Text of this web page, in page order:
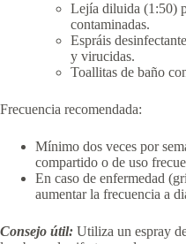
Lejía diluida (1:50)
contaminadas.
Espráis
y virucidas.
Toallitas de baño
Frecuencia recomendada:
Mínimo dos veces por
compartido o de uso
En caso de enfermedad
aumentar la frecuencia a
Consejo útil: Utiliza un espray